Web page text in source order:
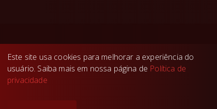
direitos reservados.
Este site usa cookies para melhorar a experiência do
usuário. Saiba mais em nossa página de Política de
privacidade